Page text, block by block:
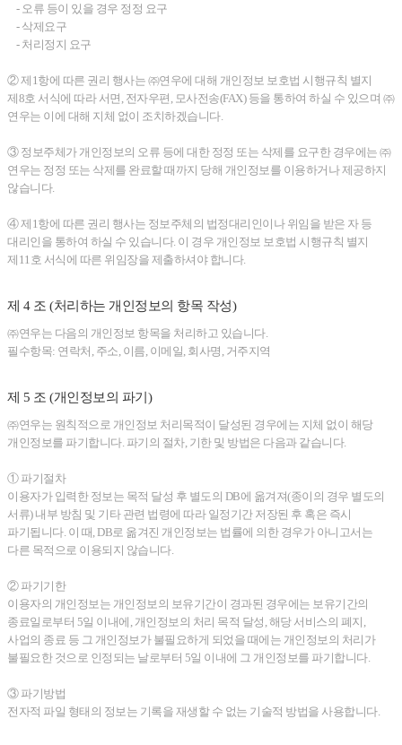
- 오류 등이 있을 경우 정정 요구
- 삭제요구
- 처리정지 요구
② 제1항에 따른 권리 행사는 ㈜연우에 대해 개인정보 보호법 시행규칙 별지
제8호 서식에 따라 서면, 전자우편, 모사전송(FAX) 등을 통하여 하실 수 있으며 ㈜
연우는 이에 대해 지체 없이 조치하겠습니다.
③ 정보주체가 개인정보의 오류 등에 대한 정정 또는 삭제를 요구한 경우에는 ㈜
연우는 정정 또는 삭제를 완료할 때까지 당해 개인정보를 이용하거나 제공하지
않습니다.
④ 제1항에 따른 권리 행사는 정보주체의 법정대리인이나 위임을 받은 자 등
대리인을 통하여 하실 수 있습니다. 이 경우 개인정보 보호법 시행규칙 별지
제11호 서식에 따른 위임장을 제출하셔야 합니다.
제 4 조 (처리하는 개인정보의 항목 작성)
㈜연우는 다음의 개인정보 항목을 처리하고 있습니다.
필수항목: 연락처, 주소, 이름, 이메일, 회사명, 거주지역
제 5 조 (개인정보의 파기)
㈜연우는 원칙적으로 개인정보 처리목적이 달성된 경우에는 지체 없이 해당
개인정보를 파기합니다. 파기의 절차, 기한 및 방법은 다음과 같습니다.
① 파기절차
이용자가 입력한 정보는 목적 달성 후 별도의 DB에 옮겨져(종이의 경우 별도의
서류) 내부 방침 및 기타 관련 법령에 따라 일정기간 저장된 후 혹은 즉시
파기됩니다. 이 때, DB로 옮겨진 개인정보는 법률에 의한 경우가 아니고서는
다른 목적으로 이용되지 않습니다.
② 파기기한
이용자의 개인정보는 개인정보의 보유기간이 경과된 경우에는 보유기간의
종료일로부터 5일 이내에, 개인정보의 처리 목적 달성, 해당 서비스의 폐지,
사업의 종료 등 그 개인정보가 불필요하게 되었을 때에는 개인정보의 처리가
불필요한 것으로 인정되는 날로부터 5일 이내에 그 개인정보를 파기합니다.
③ 파기방법
전자적 파일 형태의 정보는 기록을 재생할 수 없는 기술적 방법을 사용합니다.